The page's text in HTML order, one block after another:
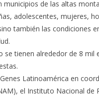
municipios de las altas
adolescentes, mujeres,
también las condiciones
se tienen alrededor de 8
Latinoamérica en
el Instituto Nacional de